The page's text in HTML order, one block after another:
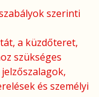
szerinti
a küzdőteret,
szükséges
és személyi